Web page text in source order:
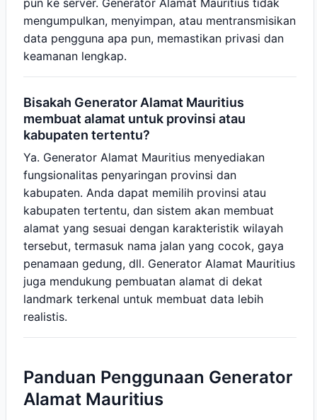
pun ke server. Generator Alamat Mauritius tidak
mengumpulkan, menyimpan, atau mentransmisikan
data pengguna apa pun, memastikan privasi dan
keamanan lengkap.
Bisakah Generator Alamat Mauritius
membuat alamat untuk provinsi atau
kabupaten tertentu?
Ya. Generator Alamat Mauritius menyediakan
fungsionalitas penyaringan provinsi dan
kabupaten. Anda dapat memilih provinsi atau
kabupaten tertentu, dan sistem akan membuat
alamat yang sesuai dengan karakteristik wilayah
tersebut, termasuk nama jalan yang cocok, gaya
penamaan gedung, dll. Generator Alamat Mauritius
juga mendukung pembuatan alamat di dekat
landmark terkenal untuk membuat data lebih
realistis.
Panduan Penggunaan Generator
Alamat Mauritius